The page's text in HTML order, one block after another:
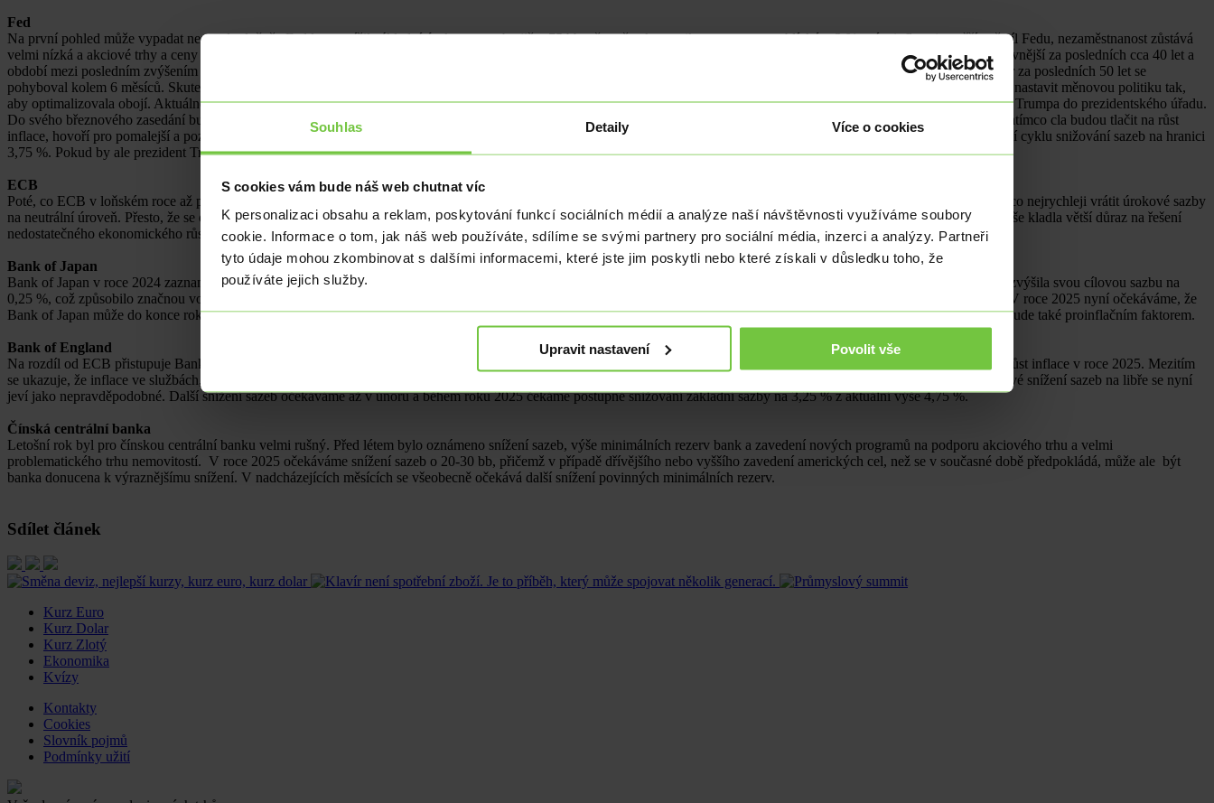
Souhlas Detaily Více o cookies
S cookies vám bude náš web chutnat víc
K personalizaci obsahu a reklam, poskytování funkcí sociálních médií a analýze naší návštěvnosti využíváme soubory
cookie. Informace o tom, jak náš web používáte, sdílíme se svými partnery pro sociální média, inzerci a analýzy. Partneři
tyto údaje mohou zkombinovat s dalšími informacemi, které jste jim poskytli nebo které získali v důsledku toho, že
používáte jejich služby.
Upravit nastavení Povolit vše
Fed
Na první pohled může vypadat nestandardně, že Fed letos snížil základní úrokovou sazbu již o 75 bb, přestože ekonomika roste tempem blízkým 3 %, míra inflace je vyšší než cíl Fedu, nezaměstnanost zůstává
velmi nízká a akciové trhy a ceny nemovitostí jsou na historických maximech. Zdůvodnění je takové, že cyklus zvyšování sazeb v letech 2022 - 2023 byl nejrychlejší a nejagresivnější za posledních cca 40 let a
období mezi posledním zvýšením sazeb a prvním snížením sazeb bylo neobvykle dlouhé, dolarové sazby byly totiž stabilní téměř 14 měsíců (červenec 2023 – září 2024). Průměr za posledních 50 let se
pohyboval kolem 6 měsíců. Skutečnost, že má oproti většině významných centrálních bank dvojí mandát v podobě 2% inflace a maximální zaměstnanost, znamená, že Fed musí nastavit měnovou politiku tak,
aby optimalizovala obojí. Aktuálně to vypadá, že Fed letos před Vánoci sazby ještě o 25 bb sníží do pásma 4,25 – 4,50 % a v lednu si dá „pauzu“ i vzhledem k nástupu Donalda Trumpa do prezidentského úřadu.
Do svého březnového zasedání bude mít Fed jasnější představu o celních, daňových a výdajových plánech nového prezidenta. Vyhlídka, že domácí daňové škrty podpoří růst, zatímco cla budou tlačit na růst
inflace, hovoří pro pomalejší a pozvolnější cestu snižování sazeb v příštím roce. Nejpravděpodobnější variantou je tak aktuálně snížení o 25 bb v 1Q 2025 a dost možná ukončení cyklu snižování sazeb na hranici
3,75 %. Pokud by ale prezident Trump především v oblasti cel nenaplnil své sliby, můžeme do dočkat výraznějšího utahování měnové politiky Fedu.
ECB
Poté, co ECB v loňském roce až příliš pomalu řešila rostoucí inflaci a pravděpodobně (opět) pozdě zastavila zvyšování sazeb, se nyní zdá, že je odhodlána předběhnout vývoj a co nejrychleji vrátit úrokové sazby
na neutrální úroveň. Přesto, že se objevují další rizika pro ekonomiku eurozóny, a i když inflační tlaky zcela nezmizí, očekáváme, že ECB bude tentokrát razantnější, když by spíše kladla větší důraz na řešení
nedostatečného ekonomického růstu než na ostražité sledování inflace. V důsledku toho odhadujeme pokles základní sazby na konci 2Q 2025 na 2 % z aktuální výše 3,4 %.
Bank of Japan
Bank of Japan v roce 2024 zaznamenala opravdu výrazný posun ve své měnové politice. V březnu ukončila svou 8 let trvající politiku záporných úrokových sazeb a v červenci zvýšila svou cílovou sazbu na
0,25 %, což způsobilo značnou volatilitu zejména na devizovém trhu. Nejbližší zasedání je v plánu 19. prosince a není vůbec vyloučené další zvýšení sazeb na japonském jenu. V roce 2025 nyní očekáváme, že
Bank of Japan může do konce roku zvýšit svou základní sazbu na 1 %. Očekáváme, že inflační tlaky tažené mzdami porostou a zisky podniků se zlepší, zatímco stále slabý jen bude také proinflačním faktorem.
Bank of England
Na rozdíl od ECB přistupuje Bank of England ke snižování sazeb velmi pozvolna. Nedávno schválený rozpočet a všechny dodatečné vládní výdaje, které s ním přišly, podpoří růst inflace v roce 2025. Mezitím
se ukazuje, že inflace ve službách, která je nyní pro britskou vládu zásadní, stále přetrvává. V příštích několika měsících se bude zřejmě setrvale pohybovat kolem 5 %. Prosincové snížení sazeb na libře se nyní
jeví jako nepravděpodobné. Další snížení sazeb očekáváme až v únoru a během roku 2025 čekáme postupné snižování základní sazby na 3,25 % z aktuální výše 4,75 %.
Čínská centrální banka
Letošní rok byl pro čínskou centrální banku velmi rušný. Před létem bylo oznámeno snížení sazeb, výše minimálních rezerv bank a zavedení nových programů na podporu akciového trhu a velmi
problematického trhu nemovitostí. V roce 2025 očekáváme snížení sazeb o 20-30 bb, přičemž v případě dřívějšího nebo vyššího zavedení amerických cel, než se v současné době předpokládá, může ale být
banka donucena k výraznějšímu snížení. V nadcházejících měsících se všeobecně očekává další snížení povinných minimálních rezerv.
Sdílet článek
Kurz Euro
Kurz Dolar
Kurz Zlotý
Ekonomika
Kvízy
Kontakty
Cookies
Slovník pojmů
Podmínky užití